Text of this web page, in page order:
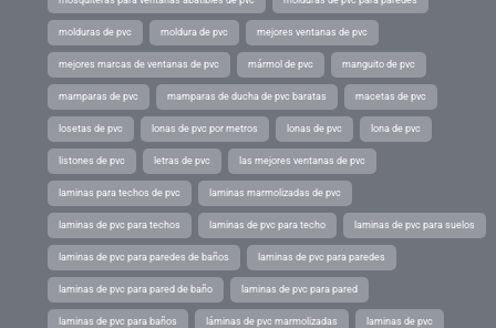
molduras de pvc moldura de pvc mejores ventanas de pvc
mejores marcas de ventanas de pvc mármol de pvc manguito de pvc
mamparas de pvc mamparas de ducha de pvc baratas macetas de pvc
losetas de pvc lonas de pvc por metros lonas de pvc lona de pvc
listones de pvc letras de pvc las mejores ventanas de pvc
laminas para techos de pvc laminas marmolizadas de pvc
laminas de pvc para techos laminas de pvc para techo laminas de pvc para suelos
laminas de pvc para paredes de baños laminas de pvc para paredes
laminas de pvc para pared de baño laminas de pvc para pared
laminas de pvc para baños láminas de pvc marmolizadas laminas de pvc